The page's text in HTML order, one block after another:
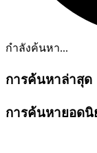
กำลังค้นหา...
การค้นหาล่าสุด
การค้นหายอดนิ